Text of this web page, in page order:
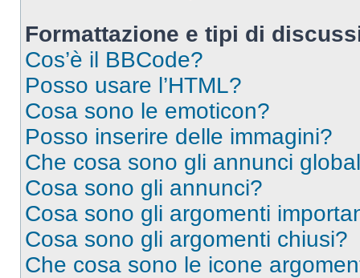
Formattazione e tipi di
Cos’è il BBCode?
Posso usare l’HTML?
Cosa sono le emoticon?
Posso inserire delle immagini?
Che cosa sono gli annunci
Cosa sono gli annunci?
Cosa sono gli argomenti
Cosa sono gli argomenti chiusi?
Che cosa sono le icone